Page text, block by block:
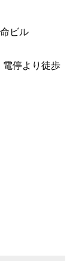
ビル
電停より徒歩